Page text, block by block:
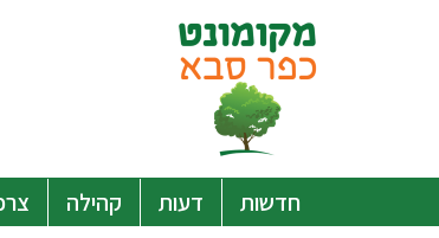
חדשות דעות קהילה